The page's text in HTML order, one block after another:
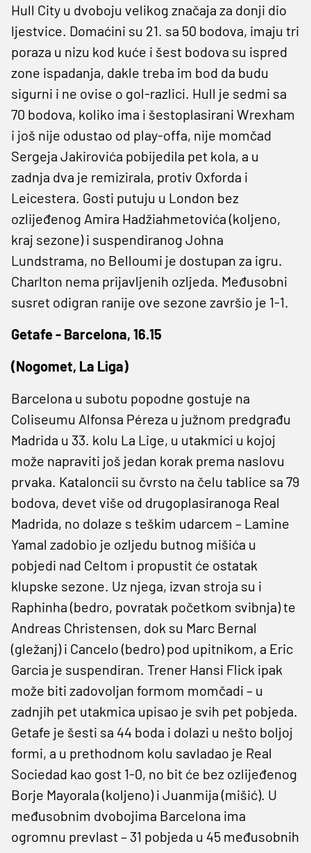
Hull City u dvoboju velikog značaja za donji dio
ljestvice. Domaćini su 21. sa 50 bodova, imaju tri
poraza u nizu kod kuće i šest bodova su ispred
zone ispadanja, dakle treba im bod da budu
sigurni i ne ovise o gol-razlici. Hull je sedmi sa
70 bodova, koliko ima i šestoplasirani Wrexham
i još nije odustao od play-offa, nije momčad
Sergeja Jakirovića pobijedila pet kola, a u
zadnja dva je remizirala, protiv Oxforda i
Leicestera. Gosti putuju u London bez
ozlijeđenog Amira Hadžiahmetovića (koljeno,
kraj sezone) i suspendiranog Johna
Lundstrama, no Belloumi je dostupan za igru.
Charlton nema prijavljenih ozljeda. Međusobni
susret odigran ranije ove sezone završio je 1-1.
Getafe - Barcelona, 16.15
(Nogomet, La Liga)
Barcelona u subotu popodne gostuje na
Coliseumu Alfonsa Péreza u južnom predgrađu
Madrida u 33. kolu La Lige, u utakmici u kojoj
može napraviti još jedan korak prema naslovu
prvaka. Kataloncii su čvrsto na čelu tablice sa 79
bodova, devet više od drugoplasiranoga Real
Madrida, no dolaze s teškim udarcem – Lamine
Yamal zadobio je ozljedu butnog mišića u
pobjedi nad Celtom i propustit će ostatak
klupske sezone. Uz njega, izvan stroja su i
Raphinha (bedro, povratak početkom svibnja) te
Andreas Christensen, dok su Marc Bernal
(gležanj) i Cancelo (bedro) pod upitnikom, a Eric
Garcia je suspendiran. Trener Hansi Flick ipak
može biti zadovoljan formom momčadi – u
zadnjih pet utakmica upisao je svih pet pobjeda.
Getafe je šesti sa 44 boda i dolazi u nešto boljoj
formi, a u prethodnom kolu savladao je Real
Sociedad kao gost 1-0, no bit će bez ozlijeđenog
Borje Mayorala (koljeno) i Juanmija (mišić). U
međusobnim dvobojima Barcelona ima
ogromnu prevlast – 31 pobjeda u 45 međusobnih